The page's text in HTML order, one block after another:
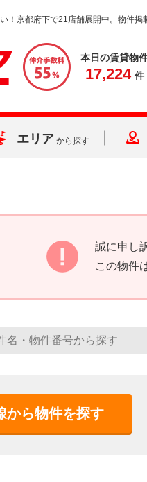
！京都府下で21店舗展開中。物件掲
本日の賃貸物
17,224 件
エリア から探す
誠に申し
この物件
から物件を探す